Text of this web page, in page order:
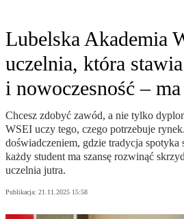
Lubelska Akademia
uczelnia, która
i nowoczesność –
Chcesz zdobyć zawód, a nie tylko
WSEI uczy tego, czego potrzebuje
doświadczeniem, gdzie tradycja spotyka
każdy student ma szansę rozwinąć
uczelnia jutra.
Publikacja: 21.11.2025 15:58